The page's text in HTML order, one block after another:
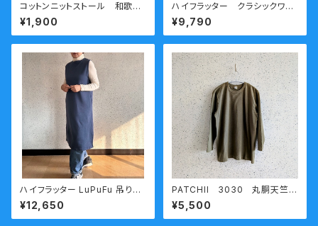
コットンニットストール 和歌山
ニット 日本製 kirippa 青
海波（せいがいは）グリーン 送
料無料
¥1,900
ハイフラッター クラシックワッ
フルワンピース エンジ
¥9,790
ハイフラッター LuPuFu 吊り編
み裏毛 ジャンスカ
¥12,650
PATCHII 3030 丸胴天竺七
分袖Ｔシャツ カーキ XXL 熟成
コットン 今城メリヤス
¥5,500